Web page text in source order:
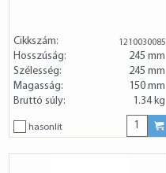
Cikkszám: 1210030085
Hosszúság:
245 mm
Szélesség:
245 mm
Magasság:
150 mm
Bruttó súly:
1.34 kg
hasonlít